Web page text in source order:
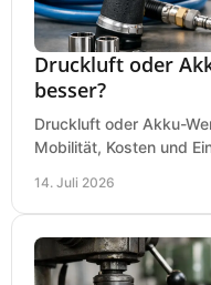
Druckluft oder
besser?
Druckluft oder Akku-
Mobilität, Kosten und
14. Juli 2026